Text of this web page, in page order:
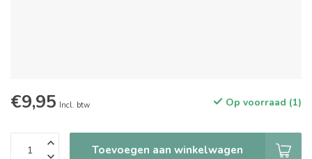
€9,95 Incl. btw Op voorraad (1)
Toevoegen aan winkelwagen